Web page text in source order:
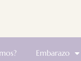
Embarazo